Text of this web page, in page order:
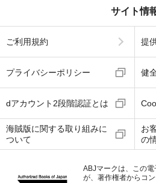
サイト情
ご利用規約 提
プライバシーポリシー 健
dアカウント2段階認証とは
海賊版に関する取り組みに
ついて
お
の
ABJマークは、この
が、著作権者からコ